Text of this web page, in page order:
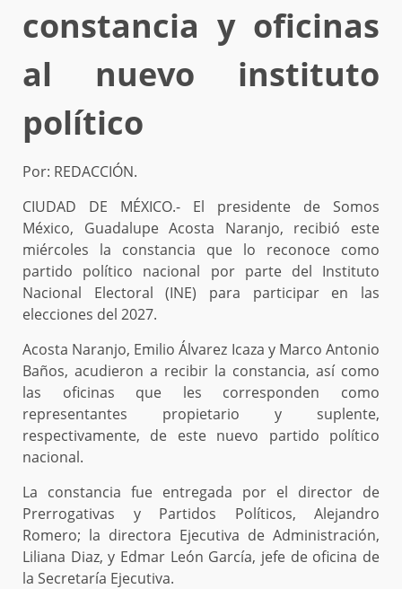
constancia y oficinas
al nuevo instituto
político
Por: REDACCIÓN.
CIUDAD DE MÉXICO.- El presidente de Somos
México, Guadalupe Acosta Naranjo, recibió este
miércoles la constancia que lo reconoce como
partido político nacional por parte del Instituto
Nacional Electoral (INE) para participar en las
elecciones del 2027.
Acosta Naranjo, Emilio Álvarez Icaza y Marco Antonio
Baños, acudieron a recibir la constancia, así como
las oficinas que les corresponden como
representantes propietario y suplente,
respectivamente, de este nuevo partido político
nacional.
La constancia fue entregada por el director de
Prerrogativas y Partidos Políticos, Alejandro
Romero; la directora Ejecutiva de Administración,
Liliana Diaz, y Edmar León García, jefe de oficina de
la Secretaría Ejecutiva.